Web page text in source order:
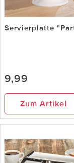
Servierplatte
9,99
Zum Artikel